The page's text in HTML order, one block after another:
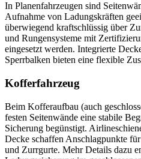
In Planenfahrzeugen sind
Aufnahme von Ladungskräften
überwiegend kraftschlüssig über
und Rungensysteme mit
eingesetzt werden. Integrierte
Sperrbalken bieten eine flexible
Kofferfahrzeug
Beim Kofferaufbau (auch
festen Seitenwände eine stabile
Sicherung begünstigt.
Decke schaffen Anschlagpunkte
und Zurrgurte. Mehr Details dazu